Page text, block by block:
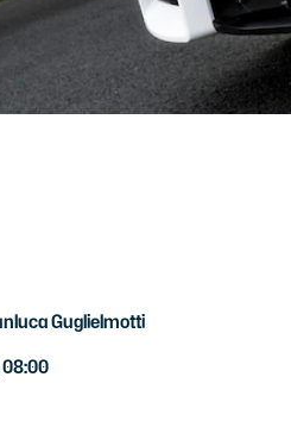
Guglielmotti
08:00